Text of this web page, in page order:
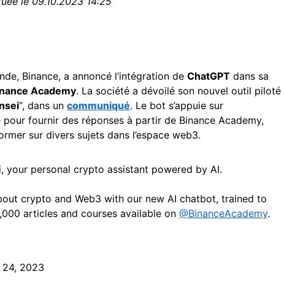
Binance, a annoncé l’intégration de ChatGPT dans sa
Academy. La société a dévoilé son nouvel outil piloté
“, dans un communiqué. Le bot s’appuie sur
pour fournir des réponses à partir de Binance Academy,
sur divers sujets dans l’espace web3.
your personal crypto assistant powered by AI.
crypto and Web3 with our new AI chatbot, trained to
articles and courses available on @BinanceAcademy.
2023